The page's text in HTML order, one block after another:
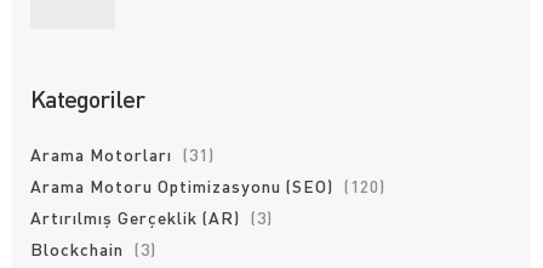
Kategoriler
Arama Motorları
(31)
Arama Motoru Optimizasyonu (SEO)
(120)
Artırılmış Gerçeklik (AR)
(3)
Blockchain
(3)